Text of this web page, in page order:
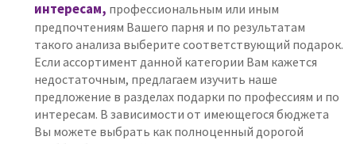
интересам, профессиональным или иным
предпочтениям Вашего парня и по результатам
такого анализа выберите соответствующий подарок.
Если ассортимент данной категории Вам кажется
недостаточным, предлагаем изучить наше
предложение в разделах подарки по профессиям и по
интересам. В зависимости от имеющегося бюджета
Вы можете выбрать как полноценный дорогой